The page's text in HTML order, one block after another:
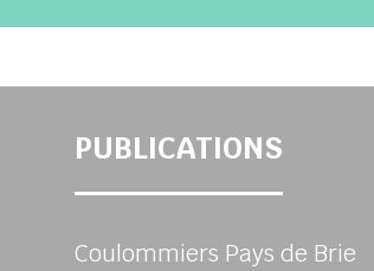
PUBLICATIONS
Coulommiers Pays de Brie